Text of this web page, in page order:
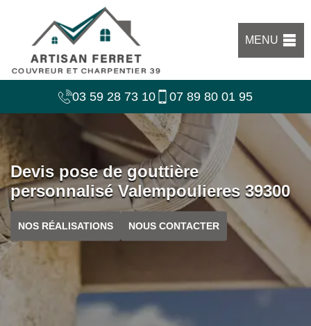
MENU
03 59 28 73 10 07 89 80 01 95
Devis pose de gouttière
personnalisé Valempoulieres 39300
NOS RÉALISATIONS NOUS CONTACTER